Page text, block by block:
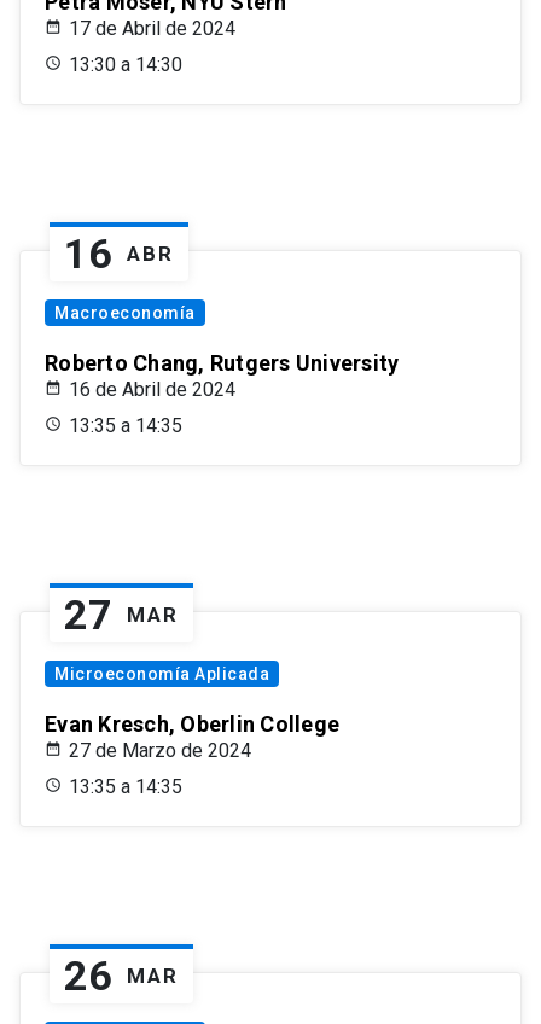
17 de Abril de 2024
13:30 a 14:30
16 ABR
Macroeconomía
Roberto Chang, Rutgers University
16 de Abril de 2024
13:35 a 14:35
27 MAR
Microeconomía Aplicada
Evan Kresch, Oberlin College
27 de Marzo de 2024
13:35 a 14:35
26 MAR